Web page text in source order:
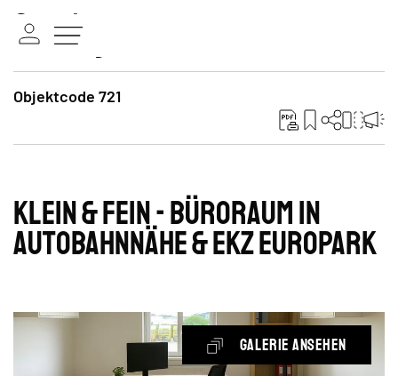
Objektcode 721
klein & fein - Büroraum in
Autobahnnähe & EKZ Europark
Galerie ansehen